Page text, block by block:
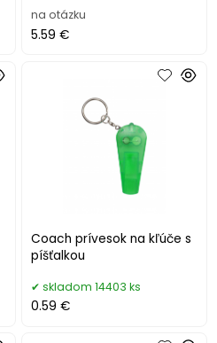
na otázku
5.59 €
Coach prívesok na kľúče s
píšťalkou
skladom 14403 ks
0.59 €